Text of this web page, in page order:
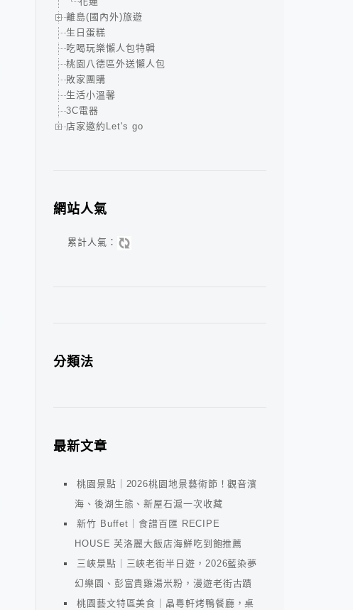
離島(國內外)旅遊
生日蛋糕
吃喝玩樂懶人包特輯
桃園八德區外送懶人包
敗家團購
生活小溫馨
3C電器
店家邀約Let's go
網站人氣
累計人氣：
分類法
最新文章
桃園景點｜2026桃園地景藝術節！觀音濱
海、後湖生態、新屋石滬一次收藏
新竹 Buffet｜食譜百匯 RECIPE
HOUSE 芙洛麗大飯店海鮮吃到飽推薦
三峽景點｜三峽老街半日遊，2026藍染夢
幻樂園、彭富貴雞湯米粉，漫遊老街古蹟
桃園藝文特區美食｜晶粵軒烤鴨餐廳，桌